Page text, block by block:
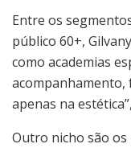
Entre os
público 60+,
como academias
acompanhamento,
apenas na
Outro nicho são os